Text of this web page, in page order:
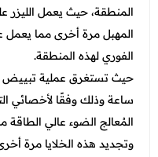
المنطقة، حيث يعمل الليزر
المهبل مرة أخرى مما يعمل
الفوري لهذه المنطقة.
حيث تستغرق عملية تبييض
ساعة وذلك وفقًا لأخصائي
المُعالج الضوء عالي الطاقة
وتجديد هذه الخلايا مرة